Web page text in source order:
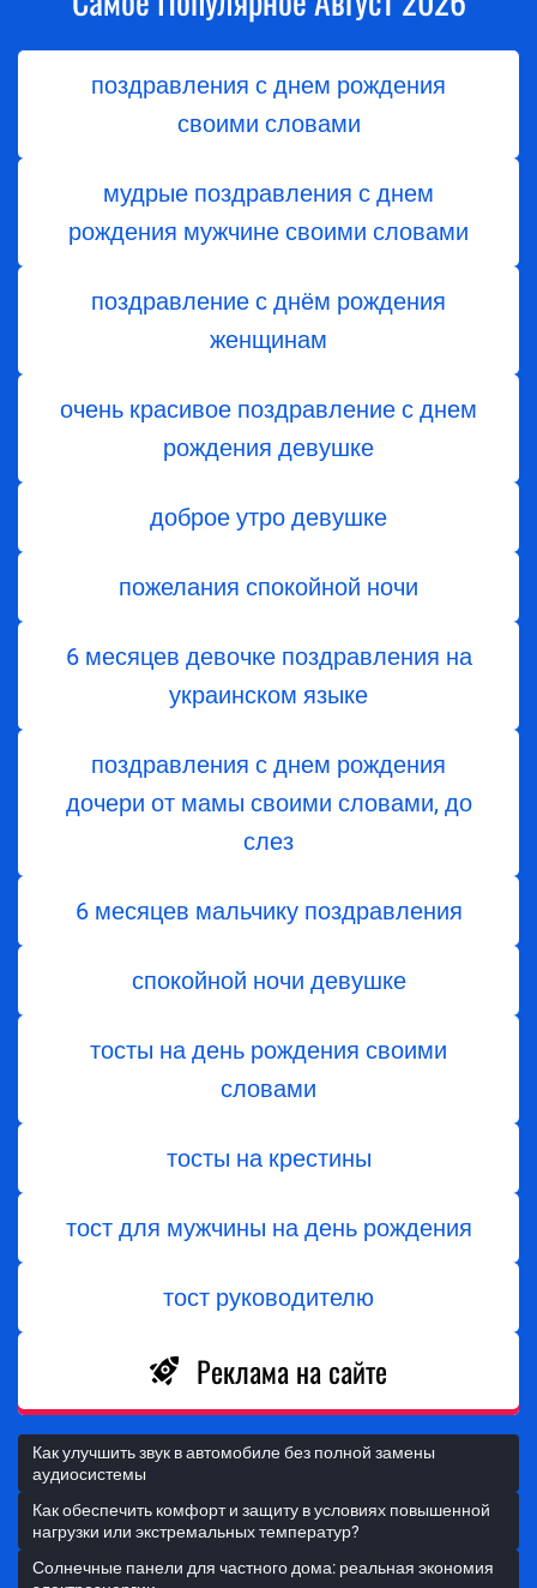
поздравления с днем рождения
своими словами
мудрые поздравления с днем
рождения мужчине своими словами
поздравление с днём рождения
женщинам
очень красивое поздравление с днем
рождения девушке
доброе утро девушке
пожелания спокойной ночи
6 месяцев девочке поздравления на
украинском языке
поздравления с днем ​​рождения
дочери от мамы своими словами, до
слез
6 месяцев мальчику поздравления
спокойной ночи девушке
тосты на день рождения своими
словами
тосты на крестины
тост для мужчины на день рождения
тост руководителю
Реклама на сайте
Как улучшить звук в автомобиле без полной замены
аудиосистемы
Как обеспечить комфорт и защиту в условиях повышенной
нагрузки или экстремальных температур?
Солнечные панели для частного дома: реальная экономия